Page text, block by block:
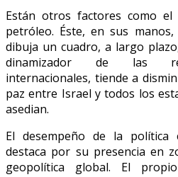
Están otros factores como
petróleo. Éste, en sus
dibuja un cuadro, a largo
dinamizador de las
internacionales, tiende a
paz entre Israel y todos los
asedian.
El desempeño de la política
destaca por su presencia en
geopolítica global. El